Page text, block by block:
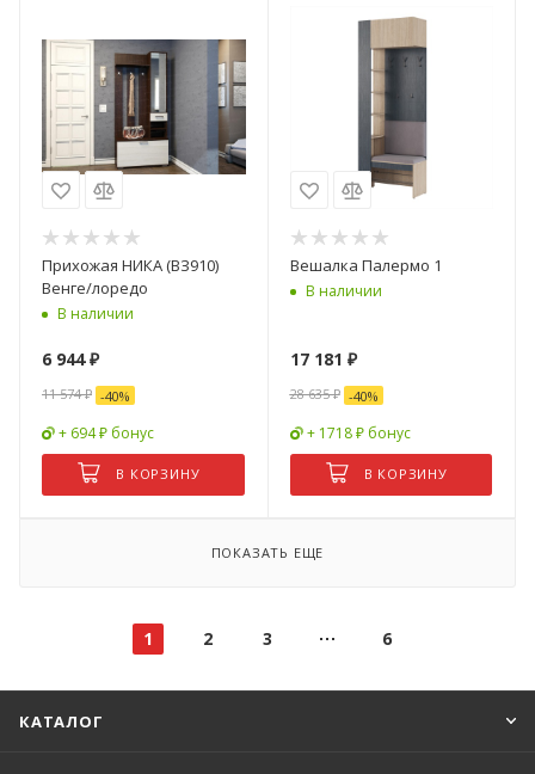
Прихожая НИКА (ВЗ910)
Венге/лоредо
В наличии
6 944₽
11 574₽ -40%
+ 694 ₽ бонус
В КОРЗИНУ
Вешалка Палермо 1
В наличии
17 181 ₽
28 635₽ -40%
+ 1718 ₽ бонус
В КОРЗИНУ
ПОКАЗАТЬ ЕЩЕ
1 2 3 6
КАТАЛОГ